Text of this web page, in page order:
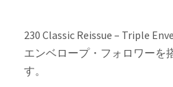
230 Classic Reissue – Triple
エンベロープ・フォロワーを
す。